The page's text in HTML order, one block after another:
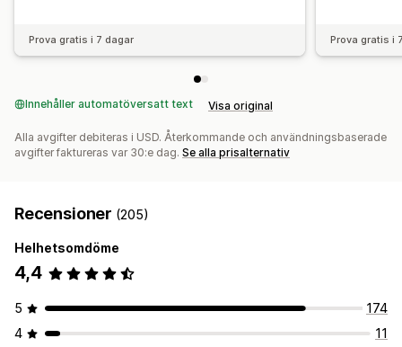
Prova gratis i 7 dagar Prova gratis i
Innehåller automatöversatt text Visa original
Alla avgifter debiteras i USD. Återkommande och användningsbaserade
avgifter faktureras var 30:e dag. Se alla prisalternativ
Recensioner (205)
Helhetsomdöme
4,4
5
174
4
11